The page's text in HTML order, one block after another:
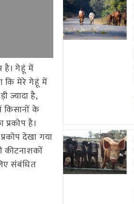
है। गेहूं में
कि मेरे गेहूं में
ज्यादा है,
किसानों के
है।
देखा गया
कीटनाशकों
संबंधित